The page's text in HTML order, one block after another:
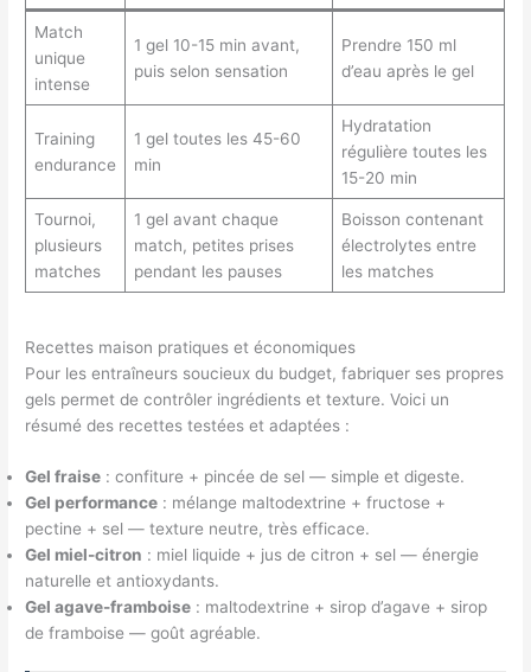
Match
unique
intense
1 gel 10-15 min avant,
puis selon sensation
Prendre 150 ml
d’eau après le gel
Training
endurance
1 gel toutes les 45-60
min
Hydratation
régulière toutes les
15-20 min
Tournoi,
plusieurs
matches
1 gel avant chaque
match, petites prises
pendant les pauses
Boisson contenant
électrolytes entre
les matches
Recettes maison pratiques et économiques
Pour les entraîneurs soucieux du budget, fabriquer ses propres
gels permet de contrôler ingrédients et texture. Voici un
résumé des recettes testées et adaptées :
Gel fraise : confiture + pincée de sel — simple et digeste.
Gel performance : mélange maltodextrine + fructose +
pectine + sel — texture neutre, très efficace.
Gel miel-citron : miel liquide + jus de citron + sel — énergie
naturelle et antioxydants.
Gel agave-framboise : maltodextrine + sirop d’agave + sirop
de framboise — goût agréable.